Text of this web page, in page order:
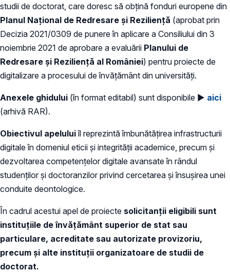
studii de doctorat, care doresc să obțină fonduri europene din
Planul Național de Redresare și Reziliență (aprobat prin
Decizia 2021/0309 de punere în aplicare a Consiliului din 3
noiembrie 2021 de aprobare a evaluării Planului de
Redresare și Reziliență al României) pentru proiecte de
digitalizare a procesului de învățământ din universități.
Anexele ghidului (în format editabil) sunt disponibile ► aici
(arhivă RAR).
Obiectivul apeluluiîl reprezintă îmbunătățirea infrastructurii
digitale în domeniul eticii și integrității academice, precum și
dezvoltarea competențelor digitale avansate în rândul
studenților și doctoranzilor privind cercetarea și însușirea unei
conduite deontologice.
În cadrul acestui apel de proiecte solicitanții eligibili sunt
instituțiile de învățământ superior de stat sau
particulare, acreditate sau autorizate provizoriu,
precum și alte instituții organizatoare de studii de
doctorat.